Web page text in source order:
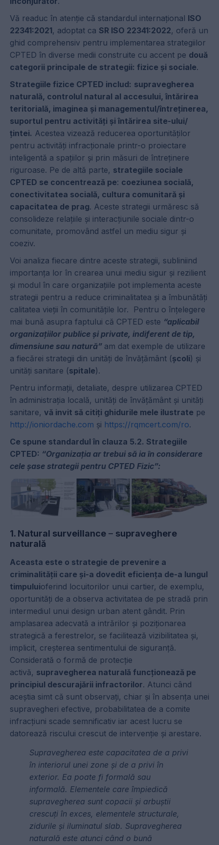
Vă readuc în atenție că standardul internațional ISO
22341:2021, adoptat ca SR ISO 22341:2022, oferă un
ghid comprehensiv pentru implementarea strategiilor
CPTED în diverse medii construite cu accent pe două
categorii principale de strategii: fizice și sociale.
Strategiile fizice CPTED includ: supravegherea
naturală, controlul natural al accesului, întărirea
teritorială, imaginea și managementul/întreținerea,
suportul pentru activități și întărirea site-ului/
țintei. Acestea vizează reducerea oportunităților
pentru activități infracționale printr-o proiectare
inteligentă a spațiilor și prin măsuri de întreținere
riguroase. Pe de altă parte, strategiile sociale
CPTED se concentrează pe: coeziunea socială,
conectivitatea socială, cultura comunitară și
capacitatea de prag. Aceste strategii urmăresc să
consolideze relațiile și interacțiunile sociale dintr-o
comunitate, promovând astfel un mediu sigur și
coeziv.
Voi analiza fiecare dintre aceste strategii, subliniind
importanța lor în crearea unui mediu sigur și rezilient
și modul în care organizațiile pot implementa aceste
strategii pentru a reduce criminalitatea și a îmbunătăți
calitatea vieții în comunitățile lor. Pentru o înțelegere
mai bună asupra faptului că CPTED este “aplicabil
organizațiilor publice și private, indiferent de tip,
dimensiune sau natură” am dat exemple de utilizare
a fiecărei strategii din unități de învățământ (școli) și
unități sanitare (spitale).
Pentru informații, detaliate, despre utilizarea CPTED
în administrația locală, unități de învățământ și unități
sanitare, vă invit să citiți ghidurile mele ilustrate pe
http://ioniordache.com și https://rqmcert.com/ro.
Ce spune standardul în clauza 5.2. Strategiile
CPTED: “Organizația ar trebui să ia în considerare
cele șase strategii pentru CPTED Fizic”:
1. Natural surveillance – supraveghere
naturală
Aceasta este o strategie de prevenire a
criminalității care și-a dovedit eficiența de-a lungul
timpuluioferind locuitorilor unui cartier, de exemplu,
oportunități de a observa activitatea de pe stradă prin
intermediul unui design urban atent gândit. Prin
amplasarea adecvată a intrărilor și poziționarea
strategică a ferestrelor, se facilitează vizibilitatea și,
implicit, creșterea sentimentului de siguranță.
Considerată o formă de protecție
activă, supravegherea naturală funcționează pe
principiul descurajării infractorilor. Atunci când
aceștia simt că sunt observați, chiar și în absența unei
supravegheri efective, probabilitatea de a comite
infracțiuni scade semnificativ iar acest lucru se
datorează riscului crescut de intervenție și arestare.
Supravegherea este capacitatea de a privi
în interiorul unei zone și de a privi în
exterior. Ea poate fi formală sau
informală. Elementele care împiedică
supravegherea sunt copacii și arbuștii
crescuți în exces, elementele structurale,
zidurile și iluminatul slab. Supravegherea
naturală este atunci când o bună